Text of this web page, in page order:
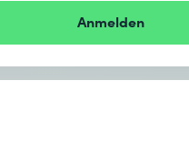
Anmelden